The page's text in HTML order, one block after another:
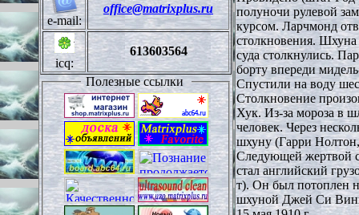
e-mail:
office@matrixplus.ru
icq:
613603564
Полезные ссылки
полуночи рулевой
курсом. Ларчмонд
столкновения. Шхуна
суда столкнулись.
борту впереди
Спустили на воду
Столкновение
Хук. Из-за мороза в
человек. Через
шхуну (Гарри
Следующей жертвой
стал английский
т). Он был потоплен
шхуной Джей Си